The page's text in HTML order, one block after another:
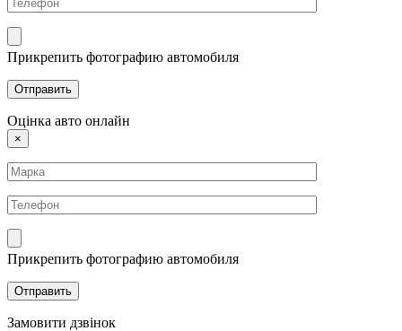
Прикрепить фотографию автомобиля
Оцінка авто онлайн
×
Прикрепить фотографию автомобиля
Замовити дзвінок